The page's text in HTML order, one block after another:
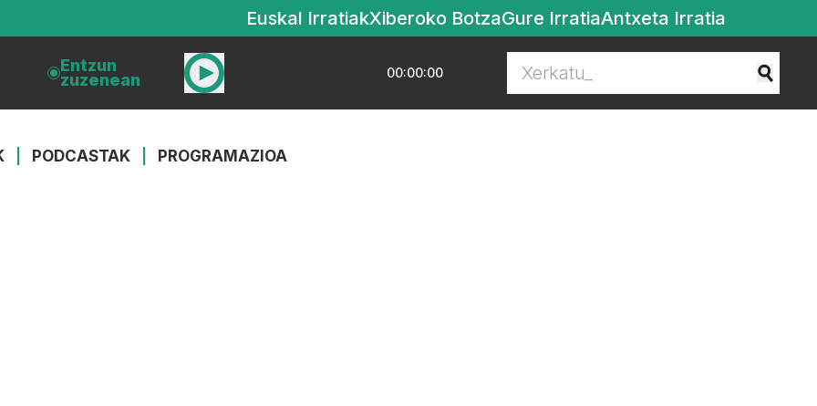
Euskal IrratiakXiberoko BotzaGure IrratiaAntxeta Irratia
Entzun
zuzenean 00:00:00
PODCASTAK PROGRAMAZIOA